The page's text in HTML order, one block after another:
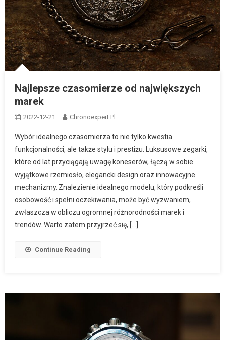
Najlepsze czasomierze od największych
marek
2022-12-21 Chronoexpert.pl
Wybór idealnego czasomierza to nie tylko kwestia
funkcjonalności, ale także stylu i prestiżu. Luksusowe zegarki,
które od lat przyciągają uwagę koneserów, łączą w sobie
wyjątkowe rzemiosło, elegancki design oraz innowacyjne
mechanizmy. Znalezienie idealnego modelu, który podkreśli
osobowość i spełni oczekiwania, może być wyzwaniem,
zwłaszcza w obliczu ogromnej różnorodności marek i
trendów. Warto zatem przyjrzeć się, […]
Continue Reading